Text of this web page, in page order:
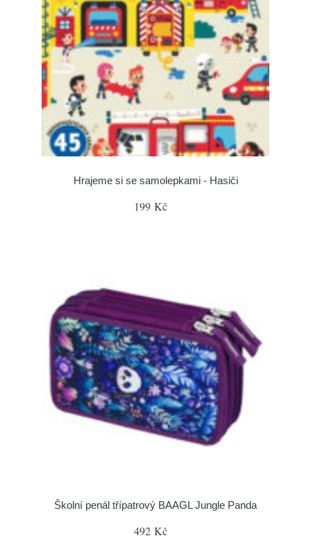
Hrajeme si se samolepkami - Hasiči
199 Kč
Školní penál třípatrový BAAGL Jungle Panda
492 Kč